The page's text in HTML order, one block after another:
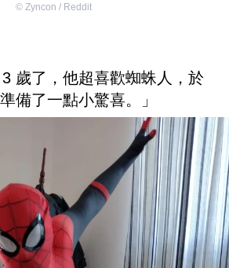
© Zyncon / Reddit
歲了，他超喜歡蜘蛛人，於
備了一點小驚喜。」